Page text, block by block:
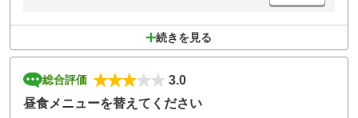
続きを見る
総合評価
3.0
昼食メニューを替えてください